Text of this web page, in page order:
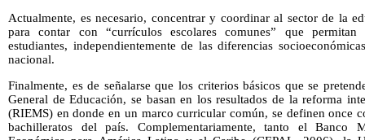
Actualmente, es necesario, concentrar y coordinar al sector de la
para contar con “currículos escolares comunes” que permitan
estudiantes, independientemente de las diferencias
nacional.
Finalmente, es de señalarse que los criterios básicos que se
General de Educación, se basan en los resultados de la reforma
(RIEMS) en donde en un marco curricular común, se definen once
bachilleratos del país. Complementariamente, tanto el Banco